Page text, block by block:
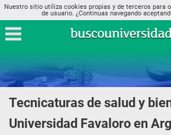
Nuestro sitio utiliza cookies propias y de terceros para
de usuario. ¿Continuas navegando
Tecnicaturas de salud y
Universidad Favaloro en